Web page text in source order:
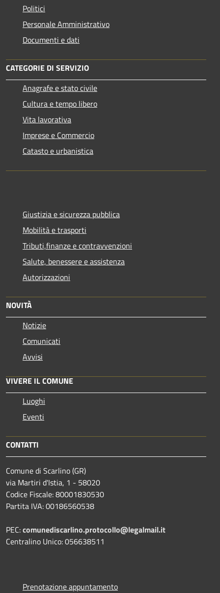
Politici
Personale Amministrativo
Documenti e dati
CATEGORIE DI SERVIZIO
Anagrafe e stato civile
Cultura e tempo libero
Vita lavorativa
Imprese e Commercio
Catasto e urbanistica
Giustizia e sicurezza pubblica
Mobilità e trasporti
Tributi,finanze e contravvenzioni
Salute, benessere e assistenza
Autorizzazioni
NOVITÀ
Notizie
Comunicati
Avvisi
VIVERE IL COMUNE
Luoghi
Eventi
CONTATTI
Comune di Scarlino (GR)
via Martiri d'Istia, 1 - 58020
Codice Fiscale: 80001830530
Partita IVA: 00186560538
PEC:comunediscarlino.protocollo@legalmail.it
Centralino Unico: 056638511
Prenotazione appuntamento